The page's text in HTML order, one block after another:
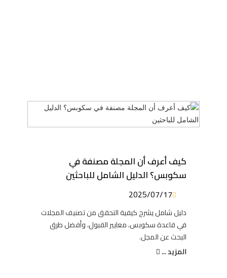
كيف أعرف أن المجلة مصنفة في
سكوبس؟ الدليل الشامل للباحثين
2025/07/17
دليل شامل يشرح كيفية التحقق من تصنيف المجلات
في قاعدة سكوبس، معايير القبول، وأفضل طرق
البحث عن المجل.
المزيد ...